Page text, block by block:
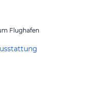
Flughafen